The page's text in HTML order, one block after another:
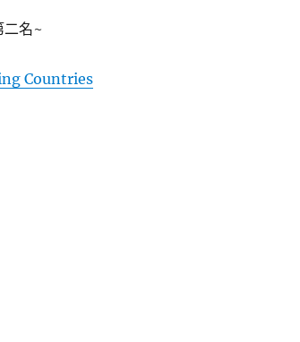
二名~
Countries